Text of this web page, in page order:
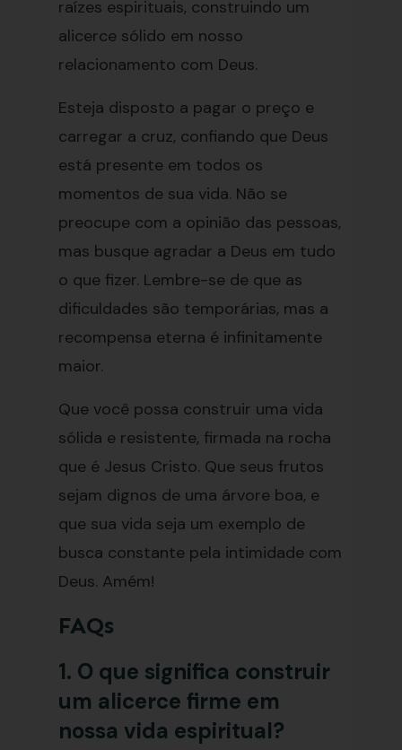
raízes espirituais, construindo um
alicerce sólido em nosso
relacionamento com Deus.
Esteja disposto a pagar o preço e
carregar a cruz, confiando que Deus
está presente em todos os
momentos de sua vida. Não se
preocupe com a opinião das pessoas,
mas busque agradar a Deus em tudo
o que fizer. Lembre-se de que as
dificuldades são temporárias, mas a
recompensa eterna é infinitamente
maior.
Que você possa construir uma vida
sólida e resistente, firmada na rocha
que é Jesus Cristo. Que seus frutos
sejam dignos de uma árvore boa, e
que sua vida seja um exemplo de
busca constante pela intimidade com
Deus. Amém!
FAQs
1. O que significa construir
um alicerce firme em
nossa vida espiritual?